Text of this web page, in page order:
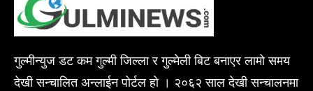
गुल्मीन्युज डट कम गुल्मी जिल्ला र गुल्मेली बिट बनाएर लामो समय
देखी सन्चालित अन्लाईन पोर्टल हो । २०६२ साल देखी सन्चालनमा